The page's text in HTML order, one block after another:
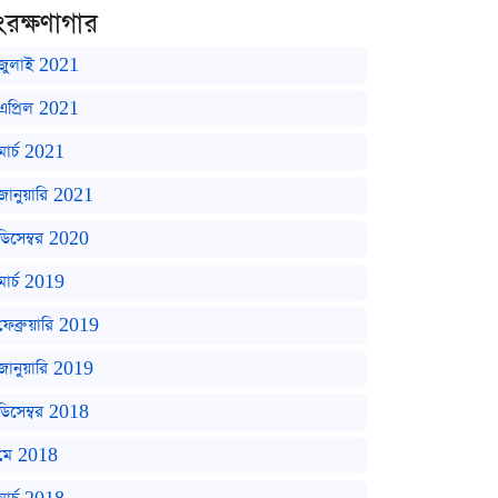
2021
2021
2021
2021
2020
2019
2019
2019
2018
2018